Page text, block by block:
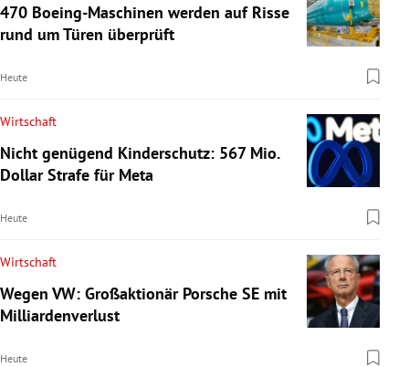
470 Boeing-Maschinen werden auf Risse
rund um Türen überprüft
Heute
Wirtschaft
Nicht genügend Kinderschutz: 567 Mio.
Dollar Strafe für Meta
Heute
Wirtschaft
Wegen VW: Großaktionär Porsche SE mit
Milliardenverlust
Heute